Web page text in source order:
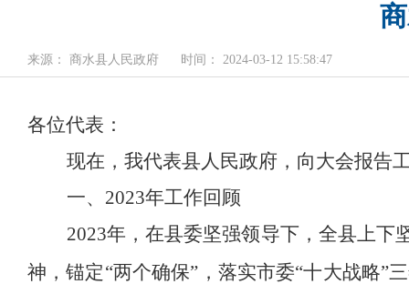
来源： 商水县人民政府 时间： 2024-03-12 15:58:47
各位代表 ：
现在，我代表县人民政府，向大会报告
一、 2023年工作回顾
2023年，在县委坚强领导下，全县上下
神，锚定“两个确保” ，落实市委“十大战略”